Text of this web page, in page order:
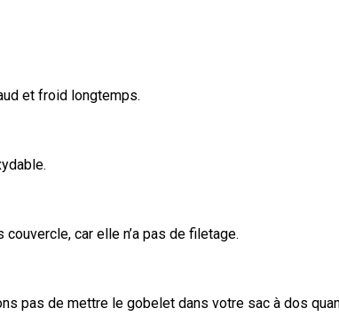
et froid longtemps.
car elle n’a pas de filetage.
pas de mettre le gobelet dans votre sac à dos